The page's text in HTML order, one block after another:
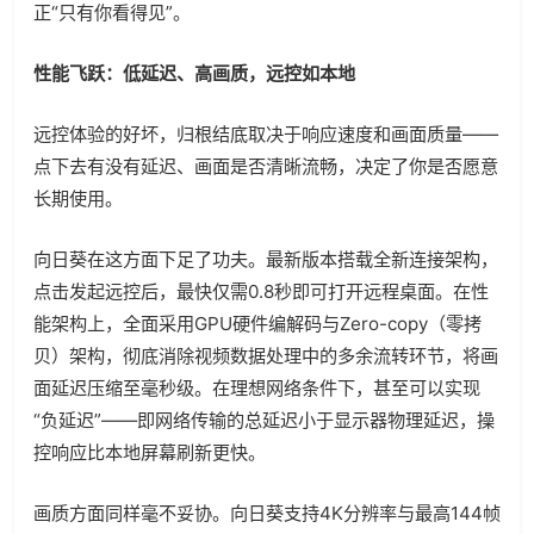
正“只有你看得见”。
性能飞跃：低延迟、高画质，远控如本地
远控体验的好坏，归根结底取决于响应速度和画面质量——
点下去有没有延迟、画面是否清晰流畅，决定了你是否愿意
长期使用。
向日葵在这方面下足了功夫。最新版本搭载全新连接架构，
点击发起远控后，最快仅需0.8秒即可打开远程桌面。在性
能架构上，全面采用GPU硬件编解码与Zero-copy（零拷
贝）架构，彻底消除视频数据处理中的多余流转环节，将画
面延迟压缩至毫秒级。在理想网络条件下，甚至可以实现
“负延迟”——即网络传输的总延迟小于显示器物理延迟，操
控响应比本地屏幕刷新更快。
画质方面同样毫不妥协。向日葵支持4K分辨率与最高144帧